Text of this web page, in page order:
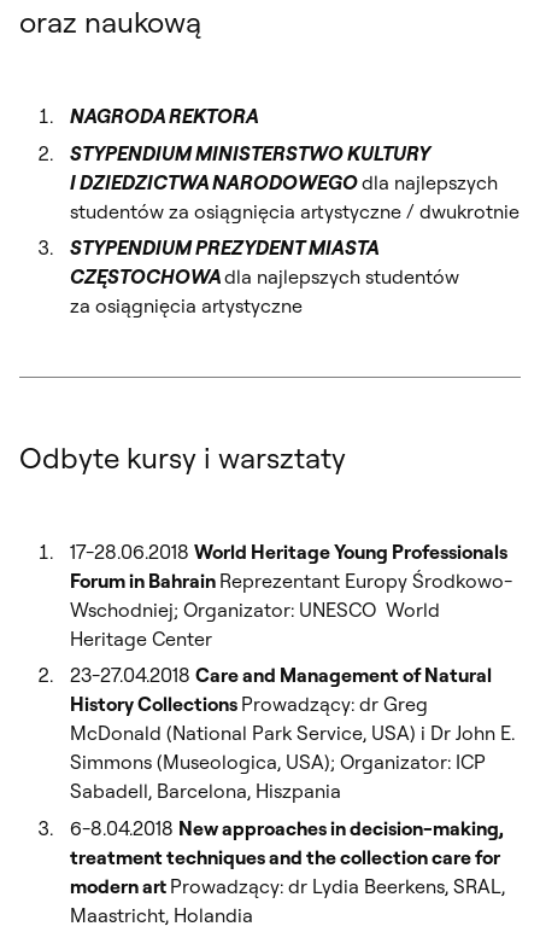
oraz naukową
NAGRODA REKTORA
STYPENDIUM MINISTERSTWO KULTURY
I DZIEDZICTWA NARODOWEGOdla najlepszych
studentów za osiągnięcia artystyczne / dwukrotnie
STYPENDIUM PREZYDENT MIASTA
CZĘSTOCHOWAdla najlepszych studentów
za osiągnięcia artystyczne
Odbyte kursy i warsztaty
17-28.06.2018 World Heritage Young Professionals
Forum in Bahrain Reprezentant Europy Środkowo-
Wschodniej; Organizator: UNESCO World
Heritage Center
23-27.04.2018 Care and Management of Natural
History Collections Prowadzący: dr Greg
McDonald (National Park Service, USA) i Dr John E.
Simmons (Museologica, USA); Organizator: ICP
Sabadell, Barcelona, Hiszpania
6-8.04.2018 New approaches in decision-making,
treatment techniques and the collection care for
modern art Prowadzący: dr Lydia Beerkens, SRAL,
Maastricht, Holandia